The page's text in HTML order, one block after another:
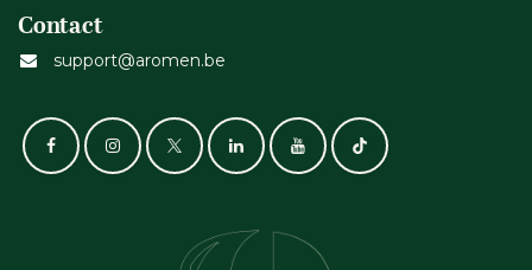
Contact
support@aromen.be